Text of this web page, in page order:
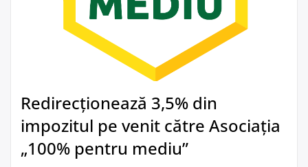
Redirecționează 3,5% din
impozitul pe venit către Asociația
„100% pentru mediu”